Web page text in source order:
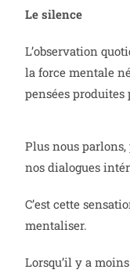
Le silence
L’observation
la force mentale
pensées
Plus nous parlons,
nos dialogues
C’est cette
mentaliser.
Lorsqu’il y a